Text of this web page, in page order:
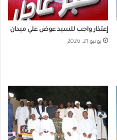
إعتذار واجب للسيد عوض علي ميدان
يونيو 21, 2026